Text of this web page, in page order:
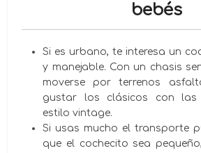
bebés
Si es urbano, te interesa un
y manejable. Con un chasis
moverse por terrenos
gustar los clásicos con las
estilo vintage.
Si usas mucho el transporte
que el cochecito sea